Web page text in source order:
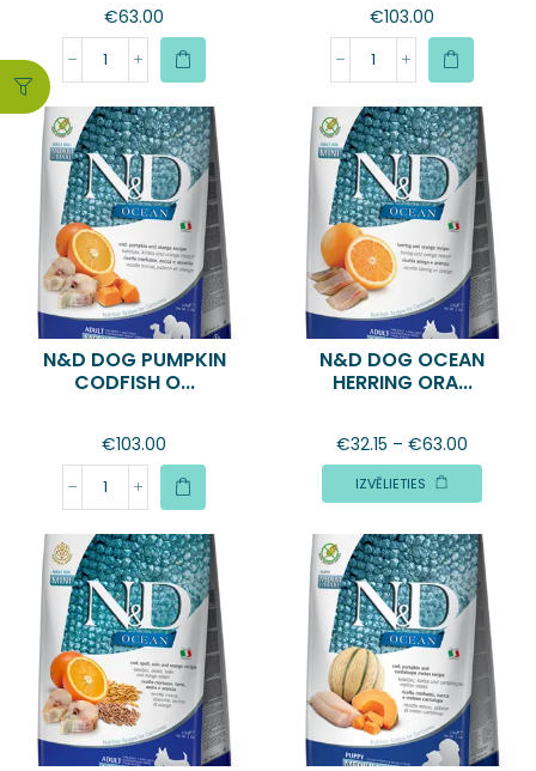
€63.00 €103.00
N&D DOG PUMPKIN
CODFISH O...
€103.00
N&D DOG OCEAN
HERRING ORA...
€32.15 – €63.00
IZVĒLIETIES